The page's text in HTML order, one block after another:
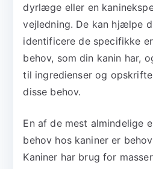
dyrlæge eller en
vejledning. De kan hjælpe
identificere de specifikke
behov, som din kanin har,
til ingredienser og
disse behov.
En af de mest almindelige
behov hos kaniner er
Kaniner har brug for